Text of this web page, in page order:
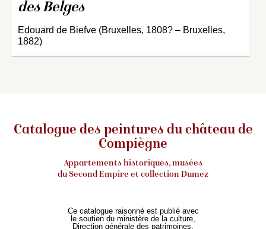
des Belges
Edouard de Biefve (Bruxelles, 1808? – Bruxelles,
1882)
Catalogue des peintures du château de
Compiègne
Appartements historiques, musées
du Second Empire et collection Dumez
Ce catalogue raisonné est publié avec
le soutien du ministère de la culture,
Direction générale des patrimoines,